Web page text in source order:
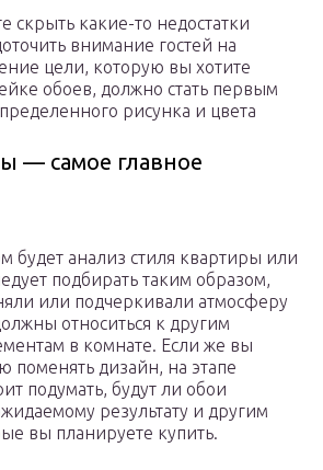
скрыть какие-то недостатки
внимание гостей на
цели, которую вы хотите
обоев, должно стать первым
рисунка и цвета
— самое главное
анализ стиля квартиры или
подбирать таким образом,
или подчеркивали атмосферу
относиться к другим
в комнате. Если же вы
поменять дизайн, на этапе
подумать, будут ли обои
результату и другим
вы планируете купить.